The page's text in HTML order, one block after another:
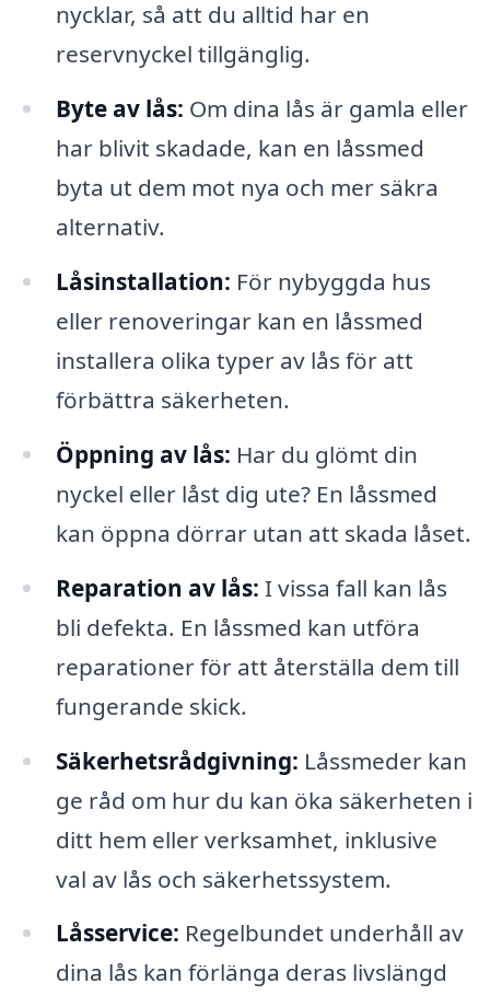
nycklar, så att du alltid har en
reservnyckel tillgänglig.
Byte av lås: Om dina lås är gamla eller
har blivit skadade, kan en låssmed
byta ut dem mot nya och mer säkra
alternativ.
Låsinstallation: För nybyggda hus
eller renoveringar kan en låssmed
installera olika typer av lås för att
förbättra säkerheten.
Öppning av lås: Har du glömt din
nyckel eller låst dig ute? En låssmed
kan öppna dörrar utan att skada låset.
Reparation av lås: I vissa fall kan lås
bli defekta. En låssmed kan utföra
reparationer för att återställa dem till
fungerande skick.
Säkerhetsrådgivning: Låssmeder kan
ge råd om hur du kan öka säkerheten i
ditt hem eller verksamhet, inklusive
val av lås och säkerhetssystem.
Låsservice: Regelbundet underhåll av
dina lås kan förlänga deras livslängd